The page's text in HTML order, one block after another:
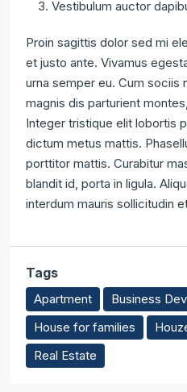
Vestibulum auctor
Proin sagittis dolor sed mi
et justo ante. Vivamus
urna semper eu. Cum sociis
magnis dis parturient
Integer tristique elit lobortis
dictum metus mattis.
porttitor mattis. Curabitur
blandit id, porta in ligula.
interdum mauris sollicitudin
Tags
Apartment
Business
House for families
Real Estate